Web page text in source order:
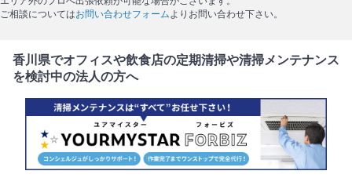
ご相談についてはお問い合わせフォーム よりお問い合わせ下さい。
香川県でオフィスや飲食店の定期清掃や清掃メンテナンス
を検討中の法人の方へ